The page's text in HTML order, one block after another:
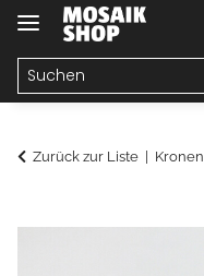
Zurück zur Liste Kronen